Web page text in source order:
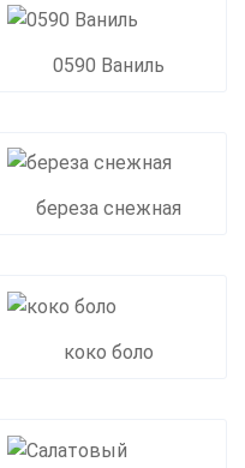
0590 Ваниль
береза снежная
коко боло